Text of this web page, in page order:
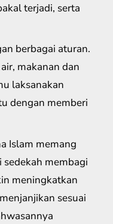
terjadi, serta
berbagai aturan.
makanan dan
laksanakan
dengan memberi
Islam memang
membagi
meningkatkan
sesuai